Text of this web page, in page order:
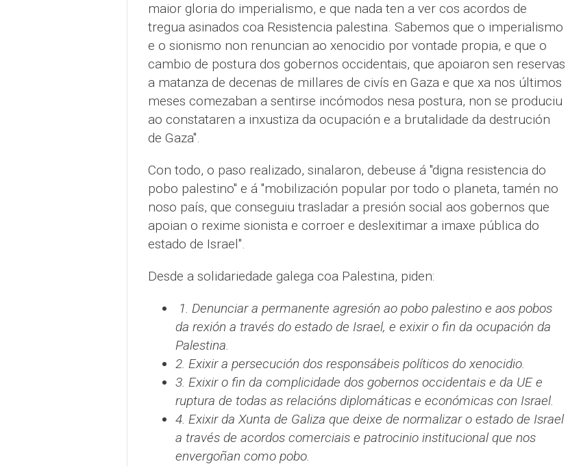
maior gloria do imperialismo, e que nada ten a ver cos acordos de
tregua asinados coa Resistencia palestina. Sabemos que o imperialismo
e o sionismo non renuncian ao xenocidio por vontade propia, e que o
cambio de postura dos gobernos occidentais, que apoiaron sen reservas
a matanza de decenas de millares de civís en Gaza e que xa nos últimos
meses comezaban a sentirse incómodos nesa postura, non se produciu
ao constataren a inxustiza da ocupación e a brutalidade da destrución
de Gaza".
Con todo, o paso realizado, sinalaron, debeuse á "digna resistencia do
pobo palestino" e á "mobilización popular por todo o planeta, tamén no
noso país, que conseguiu trasladar a presión social aos gobernos que
apoian o rexime sionista e corroer e deslexitimar a imaxe pública do
estado de Israel".
Desde a solidariedade galega coa Palestina, piden:
1. Denunciar a permanente agresión ao pobo palestino e aos pobos
da rexión a través do estado de Israel, e exixir o fin da ocupación da
Palestina.
2. Exixir a persecución dos responsábeis políticos do xenocidio.
3. Exixir o fin da complicidade dos gobernos occidentais e da UE e
ruptura de todas as relacións diplomáticas e económicas con Israel.
4. Exixir da Xunta de Galiza que deixe de normalizar o estado de Israel
a través de acordos comerciais e patrocinio institucional que nos
envergoñan como pobo.